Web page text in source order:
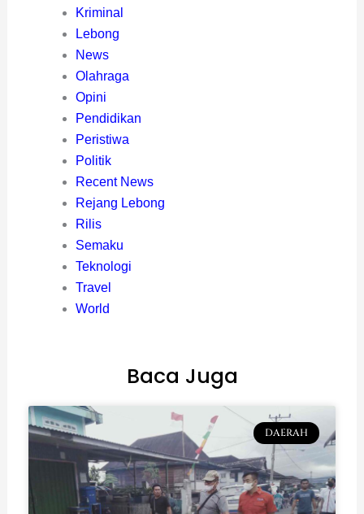
Kriminal
Lebong
News
Olahraga
Opini
Pendidikan
Peristiwa
Politik
Recent News
Rejang Lebong
Rilis
Semaku
Teknologi
Travel
World
Baca Juga
DAERAH